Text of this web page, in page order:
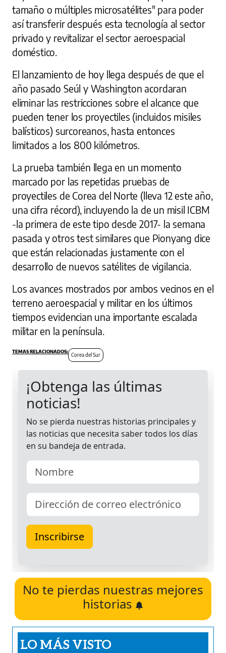
tamaño o múltiples microsatélites" para poder
así transferir después esta tecnología al sector
privado y revitalizar el sector aeroespacial
doméstico.
El lanzamiento de hoy llega después de que el
año pasado Seúl y Washington acordaran
eliminar las restricciones sobre el alcance que
pueden tener los proyectiles (incluidos misiles
balísticos) surcoreanos, hasta entonces
limitados a los 800 kilómetros.
La prueba también llega en un momento
marcado por las repetidas pruebas de
proyectiles de Corea del Norte (lleva 12 este año,
una cifra récord), incluyendo la de un misil ICBM
-la primera de este tipo desde 2017- la semana
pasada y otros test similares que Pionyang dice
que están relacionadas justamente con el
desarrollo de nuevos satélites de vigilancia.
Los avances mostrados por ambos vecinos en el
terreno aeroespacial y militar en los últimos
tiempos evidencian una importante escalada
militar en la península.
Corea del Sur
No te pierdas nuestras mejores
historias
LO MÁS VISTO